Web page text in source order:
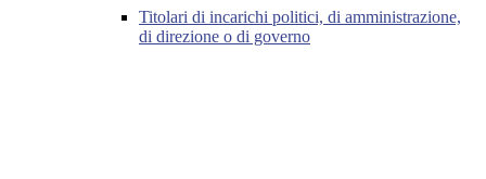
Titolari di incarichi politici, di amministrazione,
di direzione o di governo